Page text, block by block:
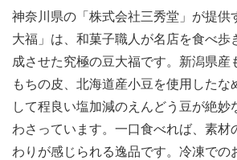
神奈川県の「株式会社三秀堂」が提供
大福」は、和菓子職人が名店を食べ歩
成させた究極の豆大福です。新潟県産
もちの皮、北海道産小豆を使用したな
して程良い塩加減のえんどう豆が絶妙
わさっています。一口食べれば、素材
わりが感じられる逸品です。冷凍での